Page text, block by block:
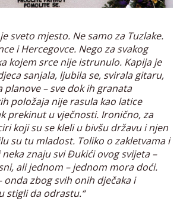
sveto mjesto. Ne samo za Tuzlake.
i Hercegovce. Nego za svakog
kojem srce nije istrunulo. Kapija je
sanjala, ljubila se, svirala gitaru,
planove – sve dok ih granata
položaja nije rasula kao latice
prekinut u vječnosti. Ironično, za
koji su se kleli u bivšu državu i njen
su tu mladost. Toliko o zakletvama i
znaju svi Đukići ovog svijeta –
ali jednom – jednom mora doći.
onda zbog svih onih dječaka i
stigli da odrastu.“